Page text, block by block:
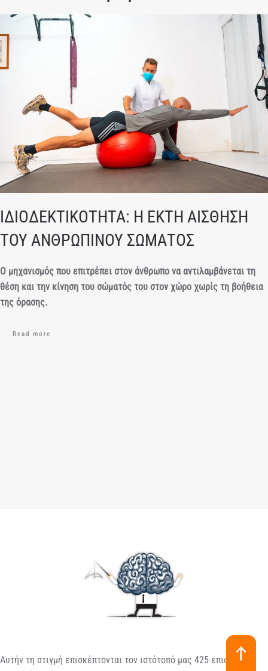
ΙΔΙΟΔΕΚΤΙΚΟΤΗΤΑ: Η ΕΚΤΗ ΑΙΣΘΗΣΗ
ΤΟΥ ΑΝΘΡΩΠΙΝΟΥ ΣΩΜΑΤΟΣ
Ο μηχανισμός που επιτρέπει στον άνθρωπο να αντιλαμβάνεται τη
θέση και την κίνηση του σώματός του στον χώρο χωρίς τη βοήθεια
της όρασης.
Read more
Αυτήν τη στιγμή επισκέπτονται τον ιστότοπό μας 425 επισκέπτες